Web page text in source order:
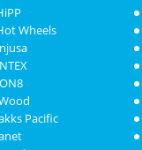
Wheels
Pacific